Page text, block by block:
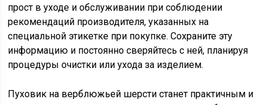
прост в уходе и обслуживании при соблюдении
рекомендаций производителя, указанных на
специальной этикетке при покупке. Сохраните эту
информацию и постоянно сверяйтесь с ней, планируя
процедуры очистки или ухода за изделием.
Пуховик на верблюжьей шерсти станет практичным и